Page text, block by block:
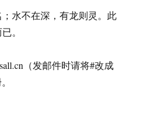
水不在深，有龙则灵。此
。
（发邮件时请将#改成